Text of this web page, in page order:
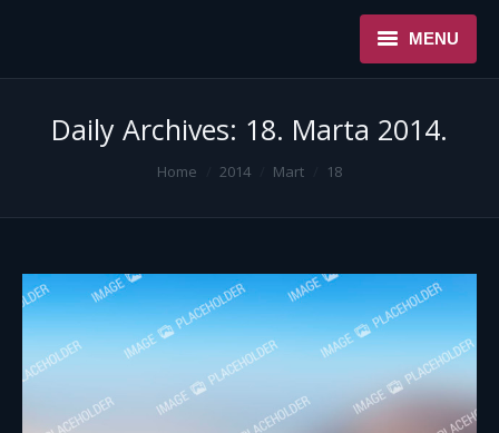
MENU
NOVOSTI
KONTAKT
Daily Archives: 18. Marta 2014.
Home 2014 Mart 18